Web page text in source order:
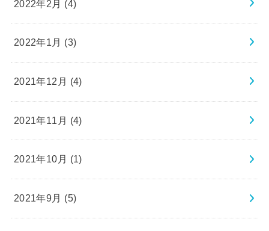
2022年2月 (4)
2022年1月 (3)
2021年12月 (4)
2021年11月 (4)
2021年10月 (1)
2021年9月 (5)